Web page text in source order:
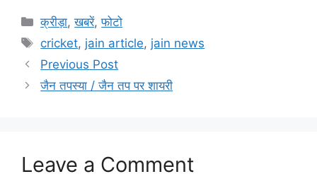
Categories
क्रीड़ा,खबरें,फोटो
Tags
cricket, jain article, jain news
Previous Post
जैन तपस्या / जैन तप पर शायरी
Leave a Comment